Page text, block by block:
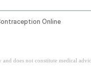
Online
does not constitute medical